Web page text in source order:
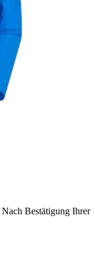
Nach Bestätigung Ihrer